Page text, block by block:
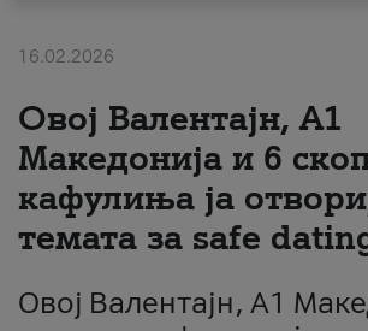
#ПодобарОнлајн
16.02.2026
Овој Валентајн, A1
Македонија и 6
кафулиња ја
темата за safe
Овој Валентајн, A1